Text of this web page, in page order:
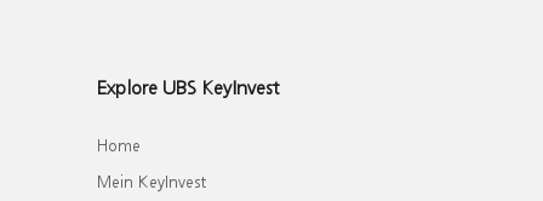
Explore UBS KeyInvest
Home
Mein KeyInvest